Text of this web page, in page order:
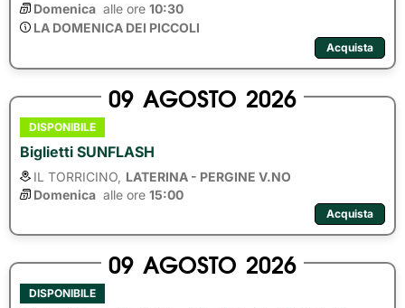
Domenica alle ore 10:30
LA DOMENICA DEI PICCOLI
Acquista
09 AGOSTO 2026
DISPONIBILE
Biglietti SUNFLASH
IL TORRICINO, LATERINA - PERGINE V.NO
Domenica alle ore 15:00
Acquista
09 AGOSTO 2026
DISPONIBILE